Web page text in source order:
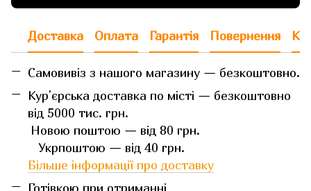
Доставка Оплата Гарантія Повернення
Самовивіз з нашого магазину — безкоштовно.
Кур'єрська доставка по місті — безкоштовно
від 5000 тис. грн.
Новою поштою — від 80 грн.
Укрпоштою — від 40 грн.
Більше інформації про доставку